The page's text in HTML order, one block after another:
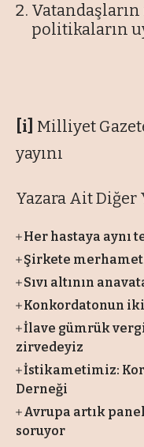
Vatandaşların
politikaların
[i] Milliyet
yayını
Yazara Ait Diğer
Her hastaya aynı
Şirkete
Sıvı altının
Konkordatonun
İlave gümrük
zirvedeyiz
İstikametimiz:
Derneği
Avrupa artık
soruyor